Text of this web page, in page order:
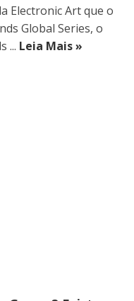
Electronic Art que o
Global Series, o
... Leia Mais »